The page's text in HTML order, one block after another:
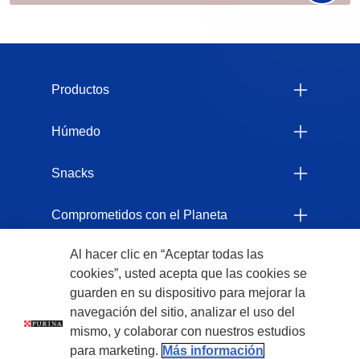
Productos
Húmedo
Snacks
Comprometidos con el Planeta
Legales
Al hacer clic en “Aceptar todas las
cookies”, usted acepta que las cookies se
guarden en su dispositivo para mejorar la
navegación del sitio, analizar el uso del
mismo, y colaborar con nuestros estudios
para marketing. Más información